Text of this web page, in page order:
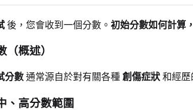
後，您會收到一個分數。 初始分數如何計算
概述）
分數 通常源自於對有關各種 創傷症狀 和經歷
、高分數範圍